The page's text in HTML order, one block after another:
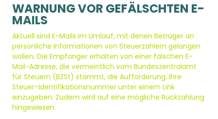
WARNUNG VOR GEFÄLSCHTEN E-
MAILS
Aktuell sind E-Mails im Umlauf, mit denen Betrüger an
persönliche Informationen von Steuerzahlern gelangen
wollen. Die Empfänger erhalten von einer falschen E-
Mail-Adresse, die vermeintlich vom Bundeszentralamt
für Steuern (BZSt) stammt, die Aufforderung, ihre
Steuer-Identifikationsnummer unter einem Link
einzugeben. Zudem wird auf eine mögliche Rückzahlung
hingewiesen.